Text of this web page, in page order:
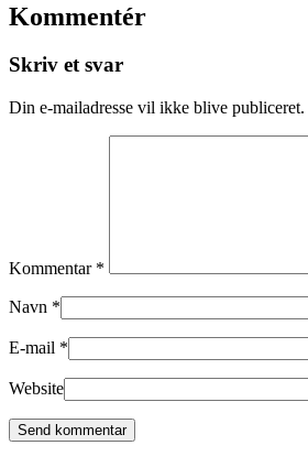
Kommentér
Skriv et svar
Din e-mailadresse vil ikke blive publiceret.
Kommentar *
Navn *
E-mail *
Website